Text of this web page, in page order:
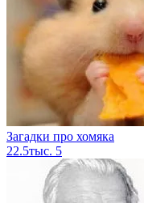
Загадки про хомяка
22.5тыс. 5